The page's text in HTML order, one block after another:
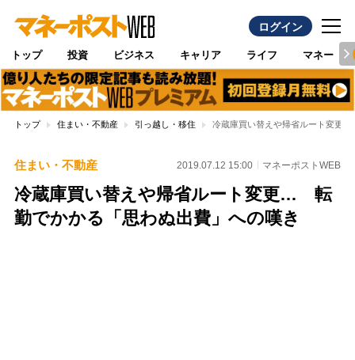
ログイン
トップ 投資 ビジネス キャリア ライフ マネー
トップ 住まい・不動産 引っ越し・移住 冷蔵庫買い替えや帰省ルート変更
住まい・不動産 2019.07.12 15:00 マネーポストWEB
冷蔵庫買い替えや帰省ルート変更… 転
勤でかかる「思わぬ出費」への嘆き